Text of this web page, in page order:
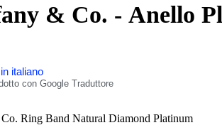
& Co. - Anello
italiano
con Google Traduttore
Ring Band Natural Diamond Platinum